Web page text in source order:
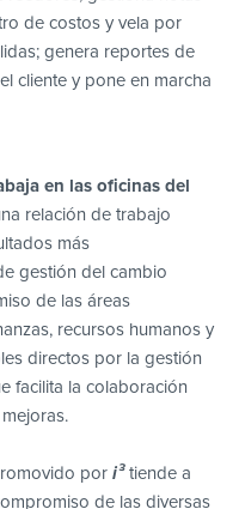
de costos y vela por
genera reportes de
cliente y pone en marcha
en las oficinas del
relación de trabajo
más
gestión del cambio
de las áreas
recursos humanos y
directos por la gestión
facilita la colaboración
por i³tiende a
de las diversas